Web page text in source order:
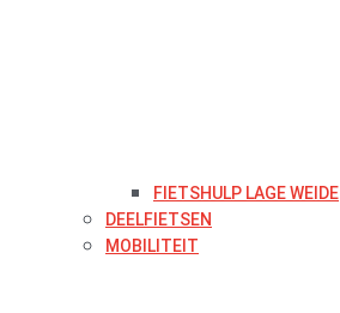
FIETSHULP LAGE WEIDE
DEELFIETSEN
MOBILITEIT